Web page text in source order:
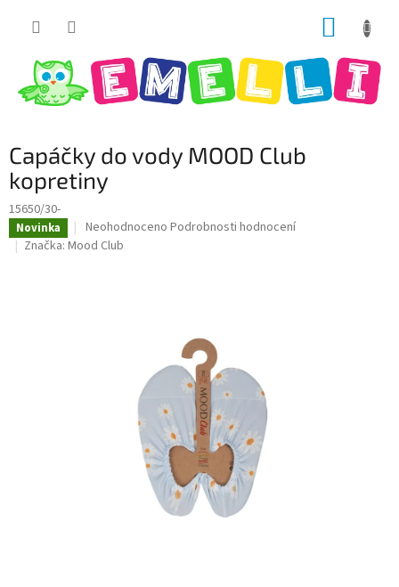
Capáčky do vody MOOD Club
kopretiny
15650/30-
Novinka
Průměrné
hodnocení
Neohodnoceno Podrobnosti hodnocení
Značka: Mood Club